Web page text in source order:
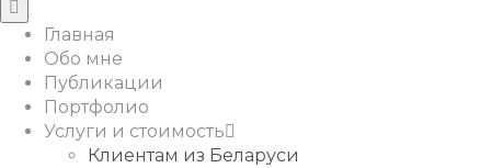
Главная
Обо мне
Публикации
Портфолио
Услуги и стоимость
Клиентам из Беларуси